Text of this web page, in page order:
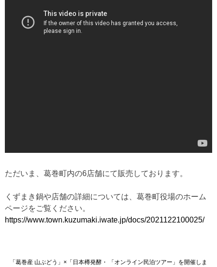
ただいま、葛巻町内の6店舗にて販売しております。
くずまき鍋や店舗の詳細については、葛巻町役場のホーム
ページをご覧ください。
https://www.town.kuzumaki.iwate.jp/docs/2021122100025/
投「葛巻産 山ぶどう」×「日本樽発酵・ 「オンライン民泊ツアー」を開催しま